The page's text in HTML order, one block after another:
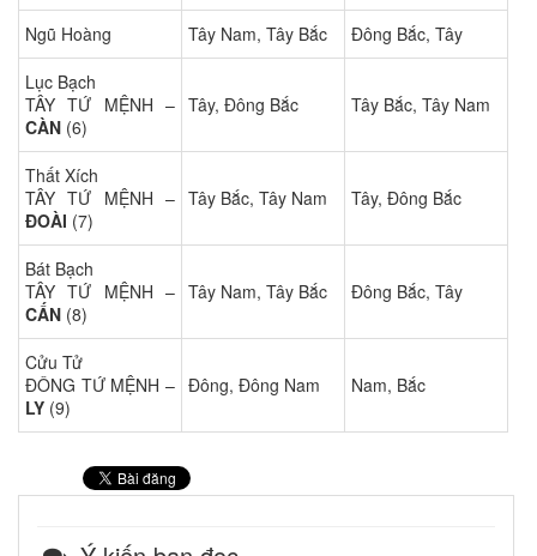
Ngũ Hoàng Tây Nam, Tây Bắc
Đông Bắc, Tây
Lục Bạch
TÂY TỨ MỆNH –
CÀN (6)
Tây, Đông Bắc Tây Bắc, Tây Nam
Thất Xích
TÂY TỨ MỆNH –
ĐOÀI (7)
Tây Bắc, Tây Nam Tây, Đông Bắc
Bát Bạch
TÂY TỨ MỆNH –
CẤN (8)
Tây Nam, Tây Bắc Đông Bắc, Tây
Cửu Tử
ĐÔNG TỨ MỆNH –
LY (9)
Đông, Đông Nam Nam, Bắc